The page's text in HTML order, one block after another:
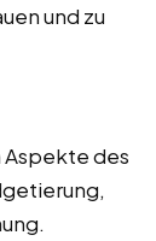
und zu
Aspekte des